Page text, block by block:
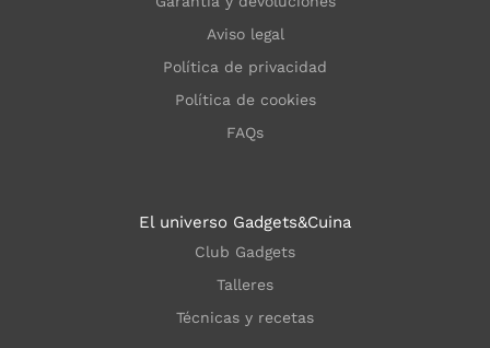
Aviso legal
Política de privacidad
Política de cookies
FAQs
El universo Gadgets&Cuina
Club Gadgets
Talleres
Técnicas y recetas